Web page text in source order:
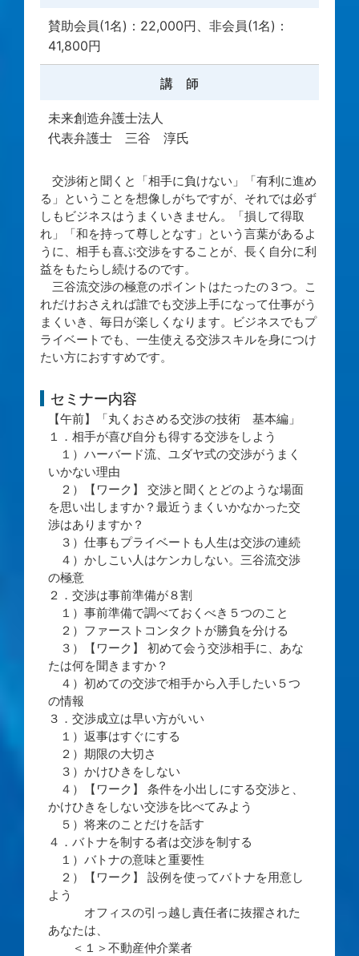
賛助会員(1名)：22,000円、非会員(1名)：
41,800円
講 師
未来創造弁護士法人
代表弁護士 三谷 淳氏
交渉術と聞くと「相手に負けない」「有利に進め
る」ということを想像しがちですが、それでは必ず
しもビジネスはうまくいきません。「損して得取
れ」「和を持って尊しとなす」という言葉があるよ
うに、相手も喜ぶ交渉をすることが、長く自分に利
益をもたらし続けるのです。
三谷流交渉の極意のポイントはたったの３つ。こ
れだけおさえれば誰でも交渉上手になって仕事がう
まくいき、毎日が楽しくなります。ビジネスでもプ
ライベートでも、一生使える交渉スキルを身につけ
たい方におすすめです。
セミナー内容
【午前】「丸くおさめる交渉の技術 基本編」
１．相手が喜び自分も得する交渉をしよう
１）ハーバード流、ユダヤ式の交渉がうまく
いかない理由
２）【ワーク】 交渉と聞くとどのような場面
を思い出しますか？最近うまくいかなかった交
渉はありますか？
３）仕事もプライベートも人生は交渉の連続
４）かしこい人はケンカしない。三谷流交渉
の極意
２．交渉は事前準備が８割
１）事前準備で調べておくべき５つのこと
２）ファーストコンタクトが勝負を分ける
３）【ワーク】 初めて会う交渉相手に、あな
たは何を聞きますか？
４）初めての交渉で相手から入手したい５つ
の情報
３．交渉成立は早い方がいい
１）返事はすぐにする
２）期限の大切さ
３）かけひきをしない
４）【ワーク】 条件を小出しにする交渉と、
かけひきをしない交渉を比べてみよう
５）将来のことだけを話す
４．バトナを制する者は交渉を制する
１）バトナの意味と重要性
２）【ワーク】 設例を使ってバトナを用意し
よう
オフィスの引っ越し責任者に抜擢された
あなたは、
＜１＞不動産仲介業者